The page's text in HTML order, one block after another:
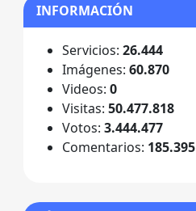
INFORMACIÓN
Servicios: 26.444
Imágenes: 60.870
Videos: 0
Visitas: 50.477.818
Votos: 3.444.477
Comentarios: 185.395